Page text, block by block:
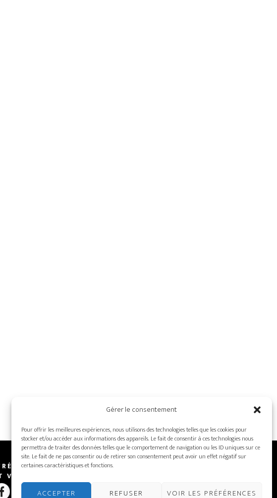
Gérer le consentement
Pour offrir les meilleures expériences, nous utilisons des technologies telles que les cookies pour
stocker et/ou accéder aux informations des appareils. Le fait de consentir à ces technologies nous
permettra de traiter des données telles que le comportement de navigation ou les ID uniques sur ce
site. Le fait de ne pas consentir ou de retirer son consentement peut avoir un effet négatif sur
certaines caractéristiques et fonctions.
ACCEPTER REFUSER VOIR LES PRÉFÉRENCES
ORDINATEURS – MONITEURS
ENGLISH